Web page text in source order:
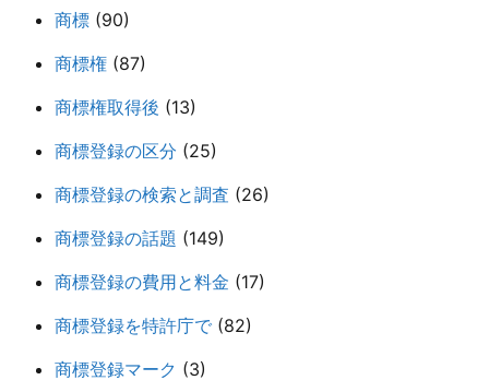
商標 (90)
商標権 (87)
商標権取得後 (13)
商標登録の区分 (25)
商標登録の検索と調査 (26)
商標登録の話題 (149)
商標登録の費用と料金 (17)
商標登録を特許庁で (82)
商標登録マーク (3)